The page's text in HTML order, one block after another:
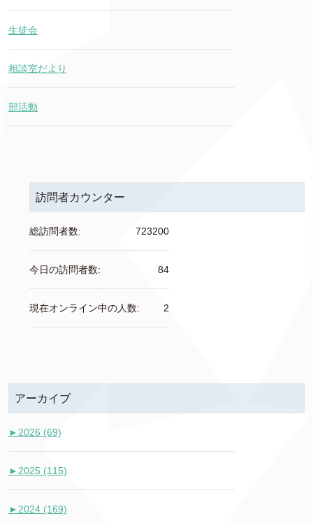
生徒会
相談室だより
部活動
訪問者カウンター
723200
総訪問者数:
84
今日の訪問者数:
2
現在オンライン中の人数:
アーカイブ
► 2026 (69)
► 2025 (115)
► 2024 (169)